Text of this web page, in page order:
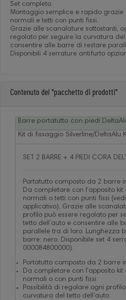
Set completo.
Montaggio semplice e rapido grazie
normali e tetti con punti fissi.
Grazie alle scanalature sottostanti,
regolato per seguire la curvatura del
consentire alle barre di restare
Disponibili 4 serrature antifurto
Contenuto del "pacchetto di prodotti"
Barre portatutto con piedi
Kit di fissaggio Silverline/DeltaAlu
SET 2 BARRE + 4 PIEDI CORA
Portatutto composto da 2 barre
Da completare con l'apposito kit
normali o tetti con punti fissi
applicativo). Grazie alle
profilo può essere regolato per
tetto dell’auto e consentire alle
parallele tra di loro. Lunghezza
barre: nero. Disponibile set 4
000084800000).
Portatutto composto da 2 barre
Da completare con l'apposito kit
normali o con punti fissi
Possibilità di regolare ogni
curvatura del tetto dell’auto